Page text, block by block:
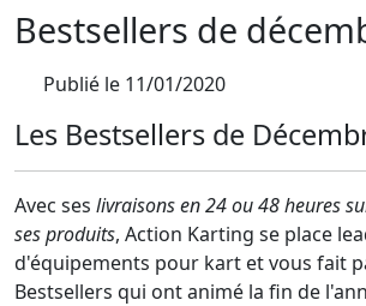
Bestsellers de
Publié le 11/01/2020
Les Bestsellers de
Avec ses livraisons en 24 ou 48 heures
ses produits, Action Karting se place
d'équipements pour kart et vous fait
Bestsellers qui ont animé la fin de